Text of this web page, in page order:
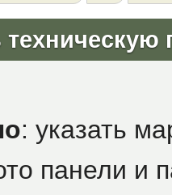
техническую
: указать
панели и